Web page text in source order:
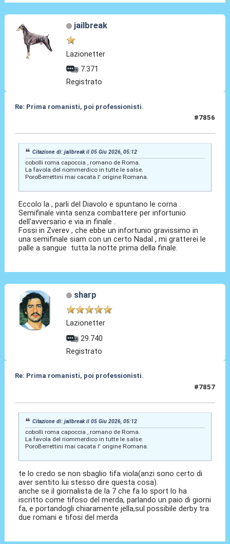
jailbreak
Lazionetter
7.371
Registrato
Re: Prima romanisti, poi professionisti.
#7856
Citazione di: jailbreak il 05 Giu 2026, 05:12
cobolli roma capoccia , romano de Roma.
La favola del riommerdico in tutte le salse.
PoroBerrettini mai cacata l' origine Romana.
Eccolo la , parli del Diavolo e spuntano le corna .
Semifinale vinta senza combattere per infortunio
dell'avversario e via in finale .
Fossi in Zverev , che ebbe un infortunio gravissimo in
una semifinale siam con un certo Nadal , mi gratterei le
palle a sangue tutta la notte prima della finale.
sharp
Lazionetter
29.740
Registrato
Re: Prima romanisti, poi professionisti.
#7857
Citazione di: jailbreak il 05 Giu 2026, 05:12
cobolli roma capoccia , romano de Roma.
La favola del riommerdico in tutte le salse.
PoroBerrettini mai cacata l' origine Romana.
te lo credo se non sbaglio tifa viola(anzi sono certo di
aver sentito lui stesso dire questa cosa).
anche se il giornalista de la 7 che fa lo sport lo ha
iscritto come tifoso del merda, parlando un paio di giorni
fa, e portandogli chiaramente jella,sul possibile derby tra
due romani e tifosi del merda